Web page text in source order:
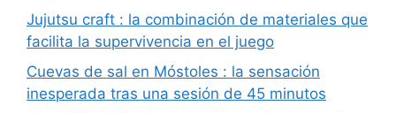
Jujutsu craft : la combinación de materiales que
facilita la supervivencia en el juego
Cuevas de sal en Móstoles : la sensación
inesperada tras una sesión de 45 minutos